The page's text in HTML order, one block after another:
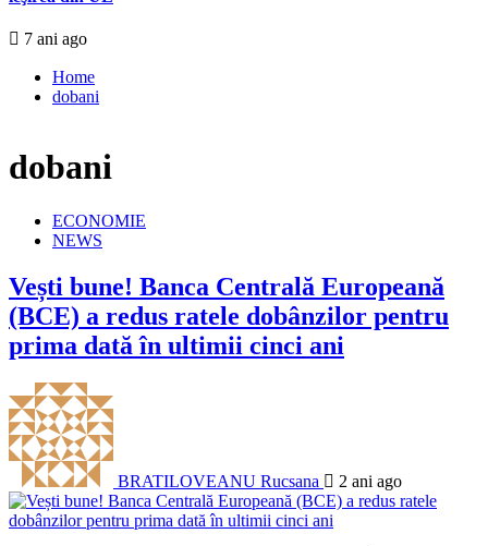
7 ani ago
Home
dobani
dobani
ECONOMIE
NEWS
Vești bune! Banca Centrală Europeană
(BCE) a redus ratele dobânzilor pentru
prima dată în ultimii cinci ani
BRATILOVEANU Rucsana 2 ani ago